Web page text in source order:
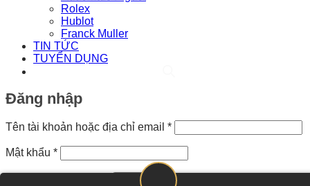
Rolex
Hublot
Franck Muller
TIN TỨC
TUYỂN DỤNG
Đăng nhập
Tên tài khoản hoặc địa chỉ email *Bắt
buộc
Mật khẩu *Bắt
buộc
Đăng nhập